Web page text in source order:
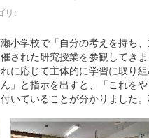
リ:
小学校で「自分の考えを持ち
された研究授業を参観してきま
に応じて主体的に学習に取り組
」と指示を出すと、「これを
いていることが分かりました